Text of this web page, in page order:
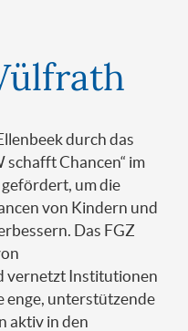
durch das
schafft Chancen“ im
um die
von Kindern und
Das FGZ
vernetzt Institutionen
enge, unterstützende
aktiv in den